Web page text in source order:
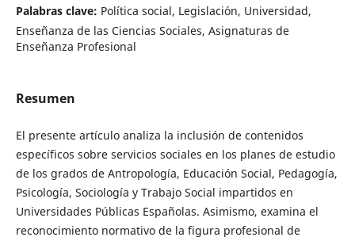
Palabras clave: Política social, Legislación, Universidad,
Enseñanza de las Ciencias Sociales, Asignaturas de
Enseñanza Profesional
Resumen
El presente artículo analiza la inclusión de contenidos
específicos sobre servicios sociales en los planes de estudio
de los grados de Antropología, Educación Social, Pedagogía,
Psicología, Sociología y Trabajo Social impartidos en
Universidades Públicas Españolas. Asimismo, examina el
reconocimiento normativo de la figura profesional de